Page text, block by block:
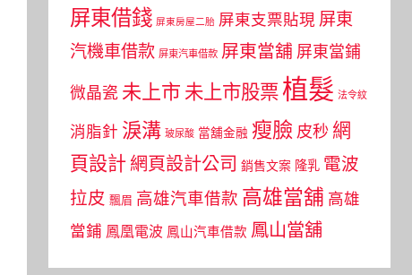
屏東借錢 屏東房屋二胎 屏東支票貼現 屏東
汽機車借款 屏東汽車借款 屏東當舖 屏東當鋪
微晶瓷 未上市 未上市股票植髮 法令紋
消脂針 淚溝 玻尿酸 當舖金融 瘦臉 皮秒 網
頁設計 網頁設計公司 銷售文案 隆乳 電波
拉皮 飄眉 高雄汽車借款 高雄當舖 高雄
當鋪 鳳凰電波 鳳山汽車借款 鳳山當舖